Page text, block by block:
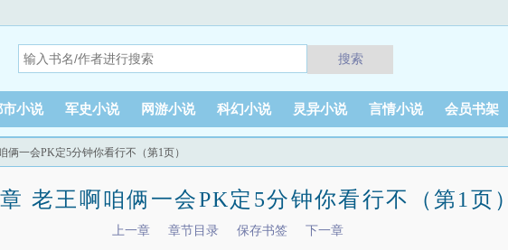
搜索
市小说 军史小说 网游小说 科幻小说 灵异小说 言情小说 会员书架
俩一会PK定5分钟你看行不（第1页）
老王啊咱俩一会PK定5分钟你看行不（第1页）
上一章 章节目录 保存书签 下一章